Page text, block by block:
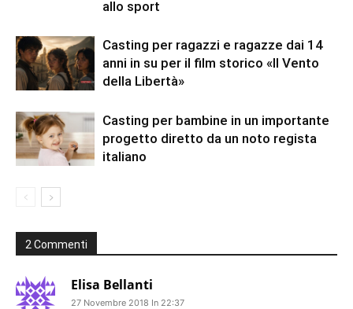
allo sport
Casting per ragazzi e ragazze dai 14
anni in su per il film storico «Il Vento
della Libertà»
Casting per bambine in un importante
progetto diretto da un noto regista
italiano
2 Commenti
Elisa Bellanti
27 Novembre 2018 In 22:37